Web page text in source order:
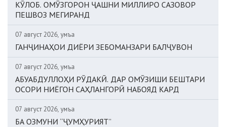
КӮЛОБ. ОМӮЗГОРОН ҶАШНИ МИЛЛИРО САЗОВОР
ПЕШВОЗ МЕГИРАНД
07 август 2026, Ҷумъа
ГАНҶИНАҲОИ ДИЁРИ ЗЕБОМАНЗАРИ БАЛҶУВОН
07 август 2026, Ҷумъа
АБУАБДУЛЛОҲИ РӮДАКӢ. ДАР ОМӮЗИШИ БЕШТАРИ
ОСОРИ НИЁГОН САҲЛАНГОРӢ НАБОЯД КАРД
07 август 2026, Ҷумъа
БА ОЗМУНИ “ҶУМҲУРИЯТ”